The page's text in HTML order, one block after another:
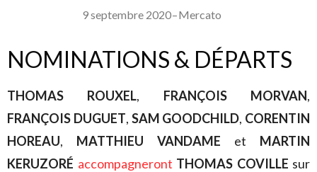
9 septembre 2020–Mercato
NOMINATIONS & DÉPARTS
THOMAS ROUXEL, FRANÇOIS MORVAN,
FRANÇOIS DUGUET, SAM GOODCHILD, CORENTIN
HOREAU, MATTHIEU VANDAME et MARTIN
KERUZORÉ accompagneront THOMAS COVILLE sur